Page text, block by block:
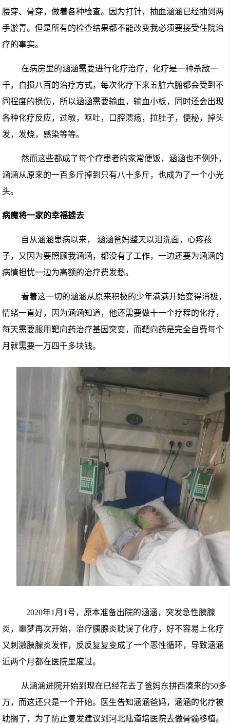
腰穿、 骨穿，做着各种检查。因为打针，抽血涵涵已经抽到两
手淤青。但是所有的检查结果都不能改变我必须要接受住院治
疗的事实。
在病房里的涵涵需要进行化疗治疗，化疗是一种杀敌一
千，自损八百的治疗方式，每次化疗下来五脏六腑都会受到不
同程度的损伤，所以涵涵需要输血，输血小板，
同时还会出现
各种化疗反应，过敏，呕吐，口腔溃疡，拉肚子，便秘，掉头
发，发烧，感染等等。
然而这些都成了每个疗患者的家常便饭，涵涵也不例外，
涵涵从原来的一百多斤掉到只有八十多斤，也成为了一个小光
头。
病魔将一家的幸福掳去
自从涵涵患病以来， 涵涵爸妈整天以泪洗面，心疼孩
子，又 因为要照顾我涵涵，都没有了工作，一边还要为涵涵的
病情担忧一边为高额的治疗费发愁。
看着这一切的涵涵从原来积极的少年满满开始变得消极，
情绪一直好，因为涵涵知道，他还需要做十一个疗程的化疗，
每天需要服用靶向药治疗基因突变，而靶向药是完全自费每个
月就需要一万四千多块钱。
2020年1月 1号，原本准备出院的涵涵，突发急性胰腺
炎，噩梦再次开始， 治疗胰腺炎耽误了化疗，好不容易上化疗
又刺激胰腺炎发作，反反复复变成了一个恶性循环，导致涵涵
近两个月都在医院里度过。
从涵涵进院开始到现在已经花去了爸妈东拼西凑来的50多
万， 而这还只是一个开始。 医生告知涵涵爸妈，涵涵的化疗被
耽搁了，为了防止复发建议到河北陆道培医院去做骨髓移植。